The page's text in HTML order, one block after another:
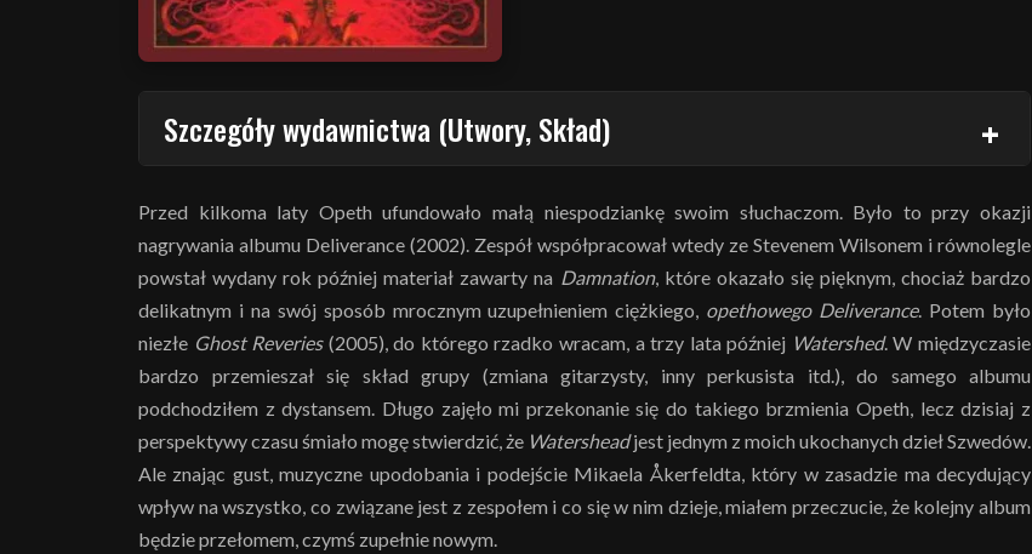
Szczegóły wydawnictwa (Utwory, Skład)
Przed kilkoma laty Opeth ufundowało małą niespodziankę swoim słuchaczom. Było to przy okazji
nagrywania albumu Deliverance (2002). Zespół współpracował wtedy ze Stevenem Wilsonem i równolegle
powstał wydany rok później materiał zawarty na Damnation, które okazało się pięknym, chociaż bardzo
delikatnym i na swój sposób mrocznym uzupełnieniem ciężkiego, opethowego Deliverance. Potem było
niezłe Ghost Reveries(2005), do którego rzadko wracam, a trzy lata później Watershed. W międzyczasie
bardzo przemieszał się skład grupy (zmiana gitarzysty, inny perkusista itd.), do samego albumu
podchodziłem z dystansem. Długo zajęło mi przekonanie się do takiego brzmienia Opeth, lecz dzisiaj z
perspektywy czasu śmiało mogę stwierdzić, że Watersheadjest jednym z moich ukochanych dzieł Szwedów.
Ale znając gust, muzyczne upodobania i podejście Mikaela Åkerfeldta, który w zasadzie ma decydujący
wpływ na wszystko, co związane jest z zespołem i co się w nim dzieje, miałem przeczucie, że kolejny album
będzie przełomem, czymś zupełnie nowym.